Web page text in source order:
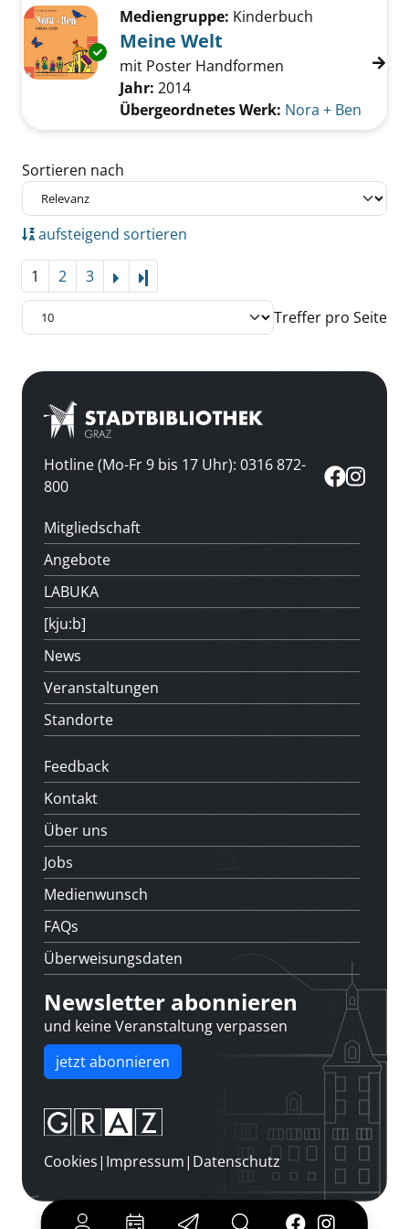
Exemplar-Details von Meine Welt anzeigen
Mediengruppe: Kinderbuch
Meine Welt
mit Poster Handformen
Suche nach diesem Verfasser
Jahr: 2014
Übergeordnetes Werk: Nora + Ben
Zu den Suchfiltern springen
Sortieren nach
aufsteigend sortieren
1 2 3
Treffer pro Seite
Hotline (Mo-Fr 9 bis 17 Uhr): 0316 872-
800
Mitgliedschaft
Angebote
LABUKA
[kju:b]
News
Veranstaltungen
Standorte
Feedback
Kontakt
Über uns
Jobs
Medienwunsch
FAQs
Überweisungsdaten
Newsletter abonnieren
und keine Veranstaltung verpassen
jetzt abonnieren
Cookies| Impressum| Datenschutz